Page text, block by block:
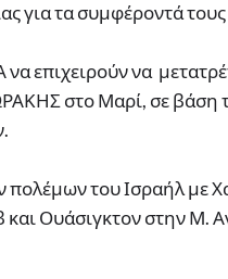
για τα συμφέροντά
επιχειρούν να
στο Μαρί, σε βάση
του Ισραήλ με
Ουάσιγκτον στην Μ.